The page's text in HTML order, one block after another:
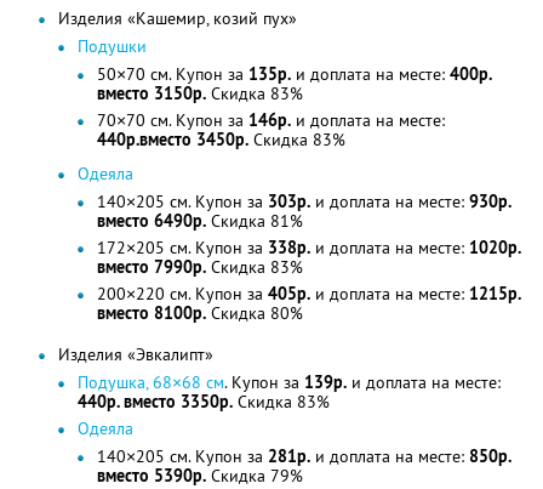
Изделия «Кашемир, козий пух»
Подушки
50×70 см. Купон за 135р. и доплата на месте: 400р.
вместо 3150р. Скидка 83%
70×70 см. Купон за 146р. и доплата на месте:
440р.вместо 3450р. Скидка 83%
Одеяла
140×205 см. Купон за 303р. и доплата на месте: 930р.
вместо 6490р. Скидка 81%
172×205 см. Купон за 338р. и доплата на месте: 1020р.
вместо 7990р. Скидка 83%
200×220 см. Купон за 405р. и доплата на месте: 1215р.
вместо 8100р. Скидка 80%
Изделия «Эвкалипт»
Подушка, 68×68 см. Купон за 139р. и доплата на месте:
440р. вместо 3350р. Скидка 83%
Одеяла
140×205 см. Купон за 281р. и доплата на месте: 850р.
вместо 5390р. Скидка 79%